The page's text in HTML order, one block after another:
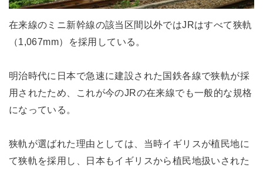
在来線のミニ新幹線の該当区間以外ではJRはすべて狭軌
（1,067mm）を採用している。
明治時代に日本で急速に建設された国鉄各線で狭軌が採
用されたため、これが今のJRの在来線でも一般的な規格
になっている。
狭軌が選ばれた理由としては、当時イギリスが植民地に
て狭軌を採用し、日本もイギリスから植民地扱いされた